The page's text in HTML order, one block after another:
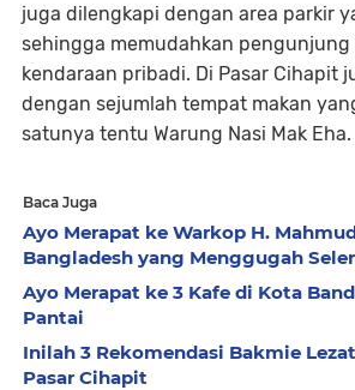
juga dilengkapi dengan area parkir
sehingga memudahkan pengunjung
kendaraan pribadi. Di Pasar Cihapit
dengan sejumlah tempat makan
satunya tentu Warung Nasi Mak Eha.
Baca Juga
Ayo Merapat ke Warkop H.
Bangladesh yang Menggugah
Ayo Merapat ke 3 Kafe di Kota
Pantai
Inilah 3 Rekomendasi Bakmie
Pasar Cihapit